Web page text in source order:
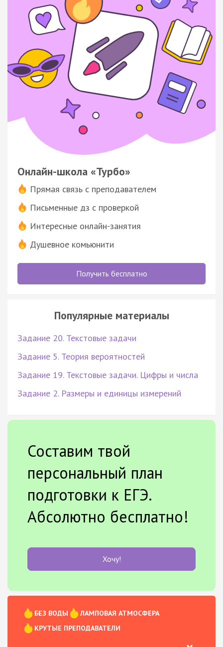
Онлайн-школа «Турбо»
Прямая связь с преподавателем
Письменные дз с проверкой
Интересные онлайн-занятия
Душевное комьюнити
Получить бесплатно
Популярные материалы
Задание 20. Текстовые задачи
Задание 5. Теория вероятностей
Задание 19. Текстовые задачи. Цифры и числа
Задание 2. Размеры и единицы измерений
Составим твой
персональный план
подготовки к ЕГЭ.
Абсолютно бесплатно!
Хочу!
БЕЗ ВОДЫ
ЛАМПОВАЯ АТМОСФЕРА
КРУТЫЕ ПРЕПОДАВАТЕЛИ